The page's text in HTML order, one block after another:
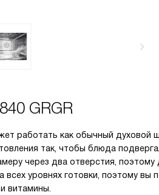
GRGR
работать как обычный духовой
так, чтобы блюда
через два отверстия, поэтому
уровнях готовки, поэтому вы
витамины.